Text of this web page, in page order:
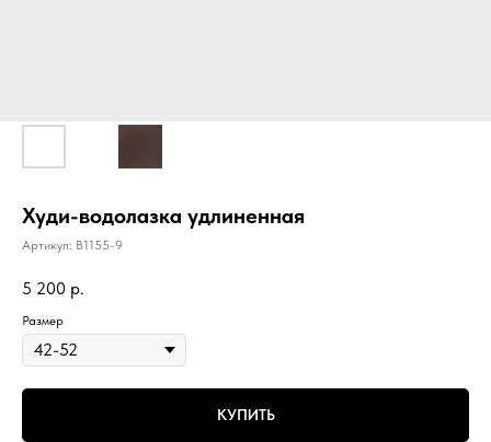
Худи-водолазка удлиненная
Артикул: B1155-9
5 200 р.
Размер
КУПИТЬ